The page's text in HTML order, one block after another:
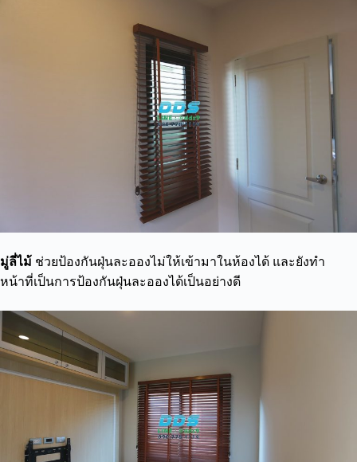
มู่ลี่ไม้ ช่วยป้องกันฝุ่นละอองไม่ให้เข้ามาในห้องได้ และยังทำ
หน้าที่เป็นการป้องกันฝุ่นละอองได้เป็นอย่างดี